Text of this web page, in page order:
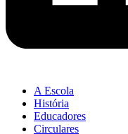
A Escola
História
Educadores
Circulares